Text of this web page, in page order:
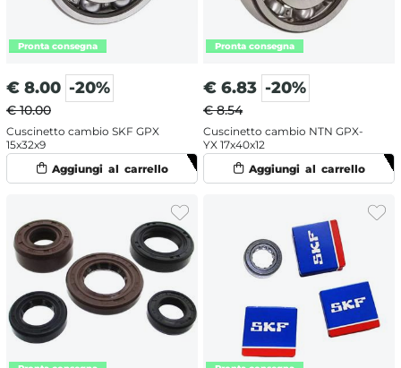
€ 8.00 -20%
€ 10.00
Cuscinetto cambio SKF GPX
15x32x9
€ 6.83 -20%
€ 8.54
Cuscinetto cambio NTN GPX-
YX 17x40x12